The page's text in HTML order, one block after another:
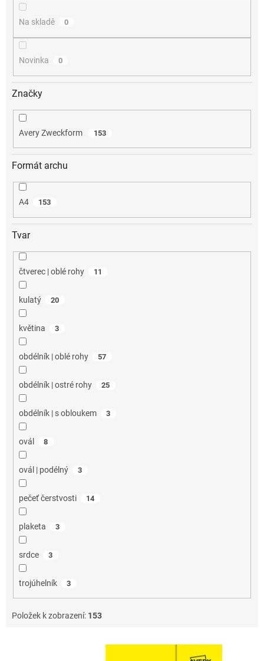
Na skladě 0
Novinka 0
Značky
Avery Zweckform 153
Formát archu
A4 153
Tvar
čtverec | oblé rohy 11
kulatý 20
květina 3
obdélník | oblé rohy 57
obdélník | ostré rohy 25
obdélník | s obloukem 3
ovál 8
ovál | podélný 3
pečeť čerstvosti 14
plaketa 3
srdce 3
trojúhelník 3
Položek k zobrazení: 153